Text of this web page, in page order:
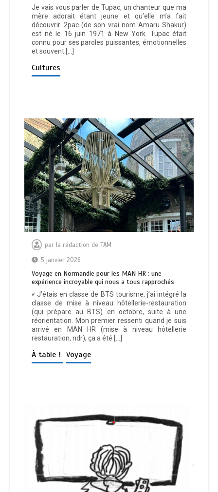
Je vais vous parler de Tupac, un chanteur que ma
mère adorait étant jeune et qu’elle m’a fait
découvrir. 2pac (de son vrai nom Amaru Shakur)
est né le 16 juin 1971 à New York. Tupac était
connu pour ses paroles puissantes, émotionnelles
et souvent […]
Cultures
par la rédaction de TAM
5 janvier 2026
Voyage en Normandie pour les MAN HR : une
expérience incroyable qui nous a tous rapprochés
« J’étais en classe de BTS tourisme, j’ai intégré la
classe de mise à niveau hôtellerie-restauration
(qui prépare au BTS) en octobre, suite à une
réorientation. Mon premier ressenti quand je suis
arrivé en MAN HR (mise à niveau hôtellerie
restauration, ndr), ça a été […]
À table ! Voyage